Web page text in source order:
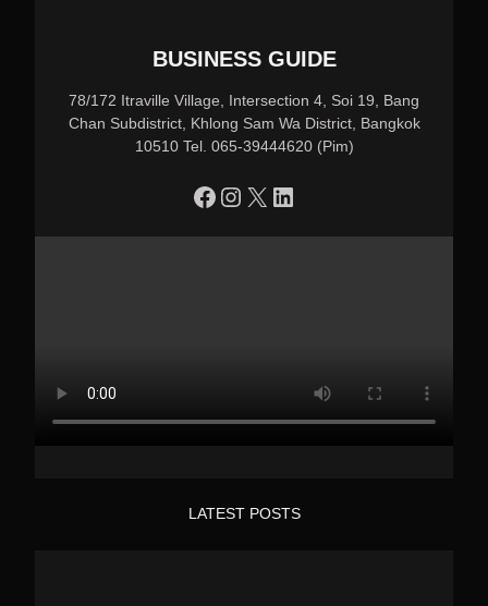
BUSINESS GUIDE
78/172 Itraville Village, Intersection 4, Soi 19, Bang
Chan Subdistrict, Khlong Sam Wa District, Bangkok
10510 Tel. 065-39444620 (Pim)
https://www.facebook.com/profile.php?id=100090086432719 Instagram X LinkedIn
LATEST POSTS